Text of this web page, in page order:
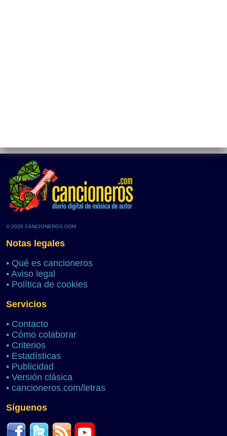
© 2026 CANCIONEROS.COM
Notas legales
• Qué es cancioneros
• Aviso legal
• Política de cookies
Servicios
• Contacto
• Cómo colaborar
• Criterios
• Estadísticas
• Publicidad
• Versión clásica
• cancioneros.com/letras
Síguenos